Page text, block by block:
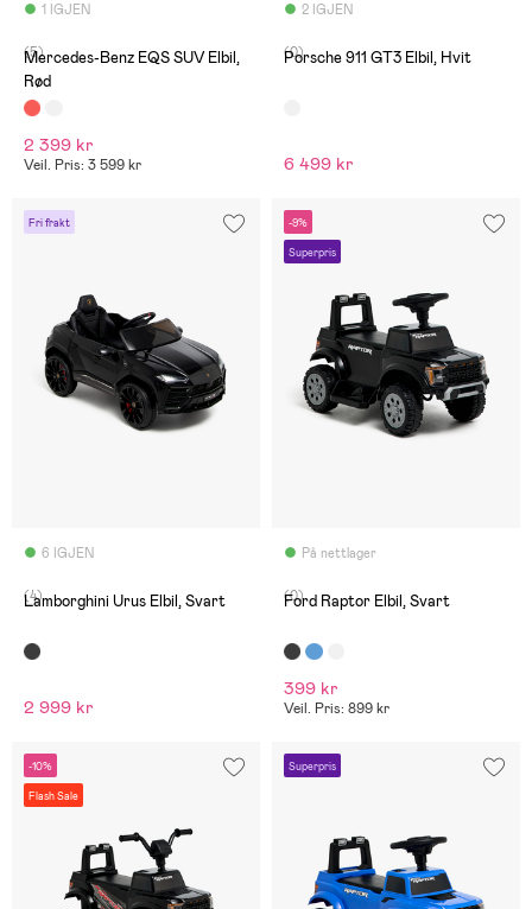
1 IGJEN
(5)
Mercedes-Benz EQS SUV Elbil,
Rød
2 399 kr
Veil. Pris: 3 599 kr
2 IGJEN
(0)
Porsche 911 GT3 Elbil, Hvit
6 499 kr
Fri frakt
6 IGJEN
(4)
Lamborghini Urus Elbil, Svart
2 999 kr
-9%
Superpris
På nettlager
(0)
Ford Raptor Elbil, Svart
399 kr
Veil. Pris: 899 kr
-10%
Flash Sale
Superpris